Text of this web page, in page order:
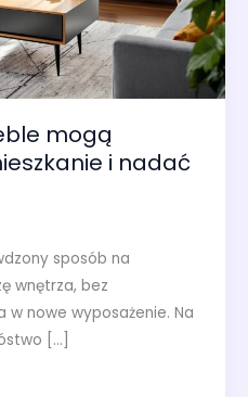
mogą
i nadać
sposób na
wnętrza, bez
w nowe wyposażenie. Na
[…]